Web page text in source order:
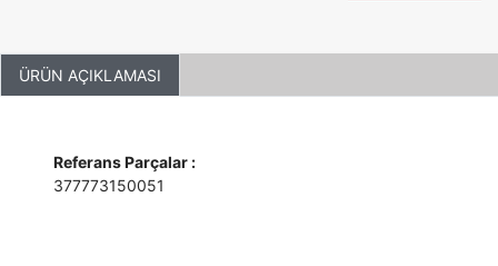
ÜRÜN AÇIKLAMASI
Referans Parçalar :
377773150051